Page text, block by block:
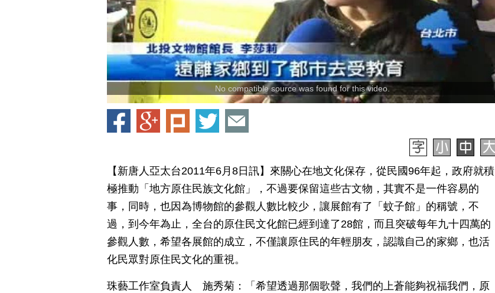
No compatible source was found for this video.
【新唐人亞太台2011年6月8日訊】來關心在地文化保存，從民國96年起，政府就積
極推動「地方原住民族文化館」，不過要保留這些古文物，其實不是一件容易的
事，同時，也因為博物館的參觀人數比較少，讓展館有了「蚊子館」的稱號，不
過，到今年為止，全台的原住民文化館已經到達了28館，而且突破每年九十四萬的
參觀人數，希望各展館的成立，不僅讓原住民的年輕朋友，認識自己的家鄉，也活
化民眾對原住民文化的重視。
珠藝工作室負責人 施秀菊：「希望透過那個歌聲，我們的上蒼能夠祝福我們，原